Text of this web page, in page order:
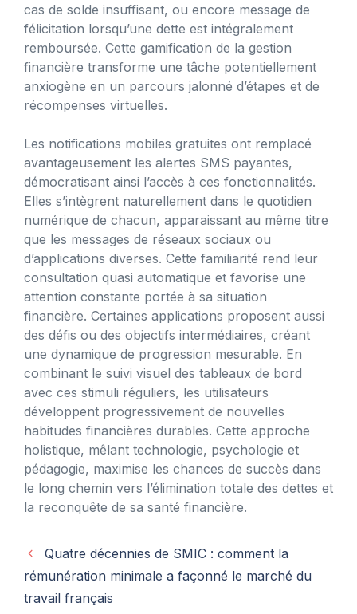
cas de solde insuffisant, ou encore message de
félicitation lorsqu’une dette est intégralement
remboursée. Cette gamification de la gestion
financière transforme une tâche potentiellement
anxiogène en un parcours jalonné d’étapes et de
récompenses virtuelles.
Les notifications mobiles gratuites ont remplacé
avantageusement les alertes SMS payantes,
démocratisant ainsi l’accès à ces fonctionnalités.
Elles s’intègrent naturellement dans le quotidien
numérique de chacun, apparaissant au même titre
que les messages de réseaux sociaux ou
d’applications diverses. Cette familiarité rend leur
consultation quasi automatique et favorise une
attention constante portée à sa situation
financière. Certaines applications proposent aussi
des défis ou des objectifs intermédiaires, créant
une dynamique de progression mesurable. En
combinant le suivi visuel des tableaux de bord
avec ces stimuli réguliers, les utilisateurs
développent progressivement de nouvelles
habitudes financières durables. Cette approche
holistique, mêlant technologie, psychologie et
pédagogie, maximise les chances de succès dans
le long chemin vers l’élimination totale des dettes et
la reconquête de sa santé financière.
Quatre décennies de SMIC : comment la
rémunération minimale a façonné le marché du
travail français